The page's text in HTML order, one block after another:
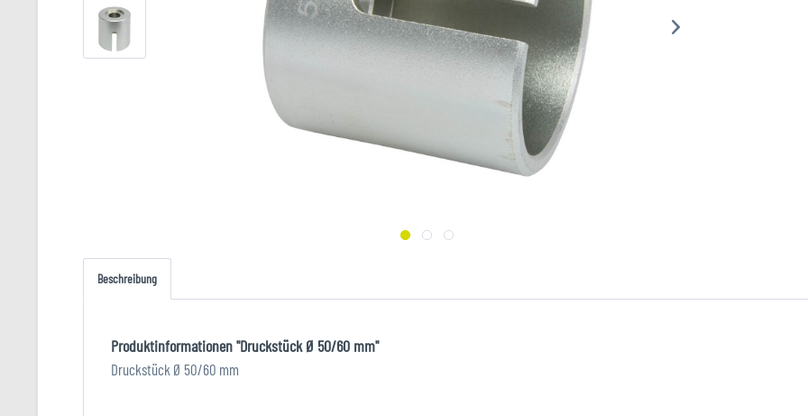
Beschreibung
Produktinformationen "Druckstück Ø 50/60 mm"
Druckstück Ø 50/60 mm